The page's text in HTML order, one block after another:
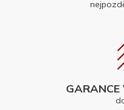
GARANCE